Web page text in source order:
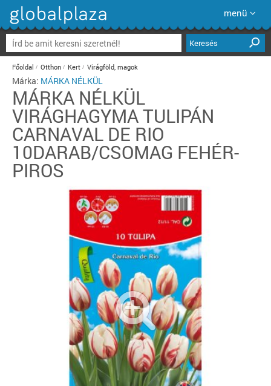
menü
Keresés
Főoldal Otthon Kert Virágföld, magok
Márka: MÁRKA NÉLKÜL
MÁRKA NÉLKÜL
VIRÁGHAGYMA TULIPÁN
CARNAVAL DE RIO
10DARAB/CSOMAG FEHÉR-
PIROS